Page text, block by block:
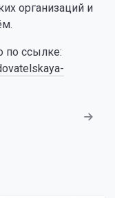
организаций и
по ссылке: